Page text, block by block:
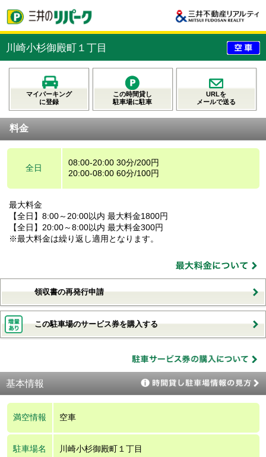
川崎小杉御殿町１丁目
マイパーキング
に登録
この時間貸し
駐車場に駐車
URLを
メールで送る
料金
全日
08:00-20:00 30分/200円
20:00-08:00 60分/100円
最大料金
【全日】8:00～20:00以内 最大料金1800円
【全日】20:00～8:00以内 最大料金300円
※最大料金は繰り返し適用となります。
領収書の再発行申請
この駐車場のサービス券を購入する
基本情報
満空情報 空車
駐車場名 川崎小杉御殿町１丁目